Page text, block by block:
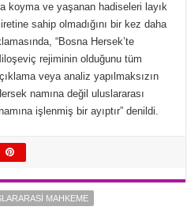
koyma ve yaşanan hadiseleri layık
sahip olmadığını bir kez daha
“Bosna Hersek’te
rejiminin olduğunu tüm
veya analiz yapılmaksızın
namına değil uluslararası
işlenmiş bir ayıptır” denildi.
MAHKEME